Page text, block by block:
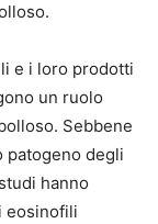
e i loro prodotti
un ruolo
Sebbene
patogeno degli
hanno
eosinofili